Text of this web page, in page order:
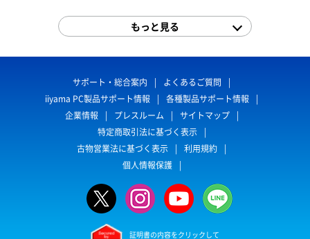
もっと見る
サポート・総合案内
よくあるご質問
iiyama PC製品サポート情報
各種製品サポート情報
企業情報
プレスルーム
サイトマップ
特定商取引法に基づく表示
古物営業法に基づく表示
利用規約
個人情報保護
証明書の内容をクリックして